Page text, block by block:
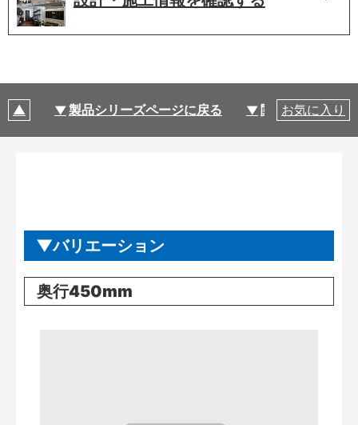
製品シリーズページに戻る 関連部材・関連
お気に入り
バリエーション
奥行450mm